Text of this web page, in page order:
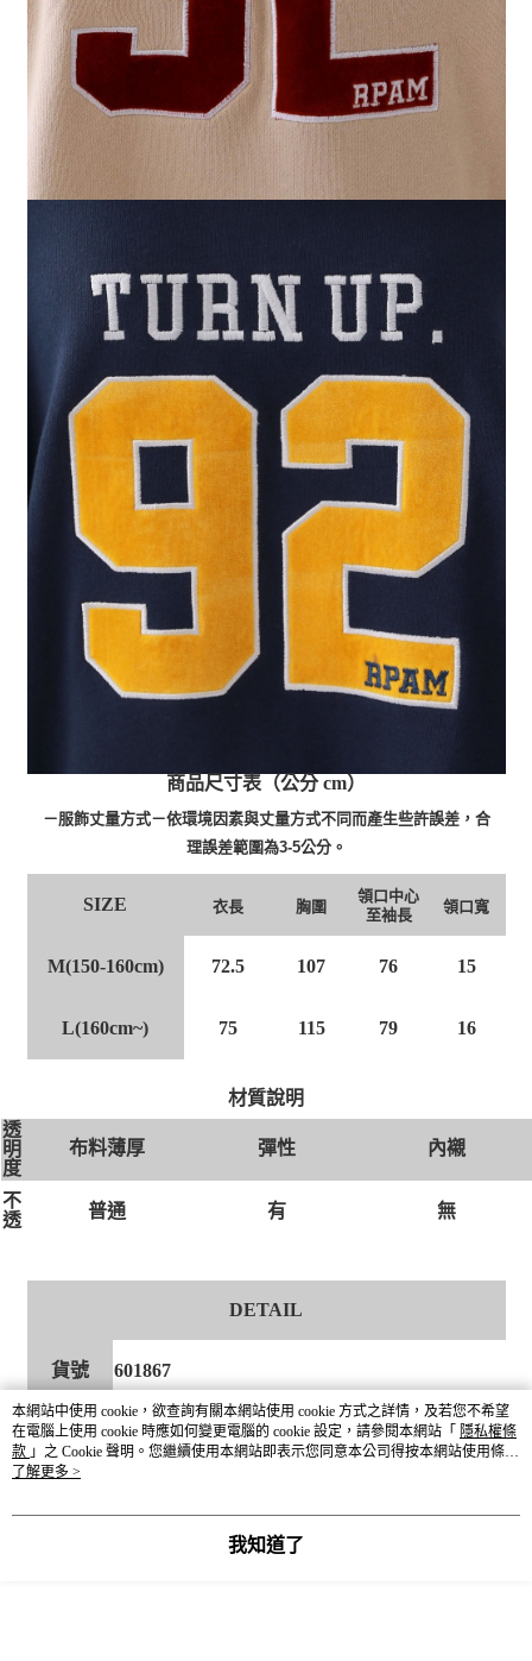
商品尺寸表（公分 cm）
－服飾丈量方式－依環境因素與丈量方式不同而產生些許誤差，合
理誤差範圍為3-5公分。
SIZE 衣長 胸圍
領口中心
至袖長
領口寬
M(150-160cm) 72.5 107 76 15
L(160cm~) 75 115 79 16
材質說明
透
明
度
布料薄厚 彈性 內襯
不
透
普通 有 無
DETAIL
貨號 601867
尺寸 M / L
主體:棉60% 聚酯纖維40%
羅紋:棉54% :聚酯纖維40% 彈性纖維(聚氨
本網站中使用 cookie，欲查詢有關本網站使用 cookie 方式之詳情，及若您不希望
在電腦上使用 cookie 時應如何變更電腦的 cookie 設定，請參閱本網站「 隱私權條
款 」之 Cookie 聲明。您繼續使用本網站即表示您同意本公司得按本網站使用條款
之 Cookie 聲明使用 cookie。
了解更多 >
我知道了